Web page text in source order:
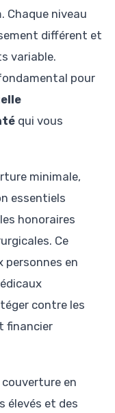
Chaque niveau
différent et
variable.
pour
qui vous
minimale,
essentiels
honoraires
Ce
personnes en
contre les
financier
en
élevés et des